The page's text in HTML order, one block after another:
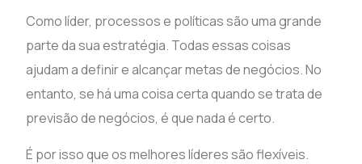
Como líder, processos e políticas são uma grande
parte da sua estratégia. Todas essas coisas
ajudam a definir e alcançar metas de negócios. No
entanto, se há uma coisa certa quando se trata de
previsão de negócios, é que nada é certo.
É por isso que os melhores líderes são flexíveis.